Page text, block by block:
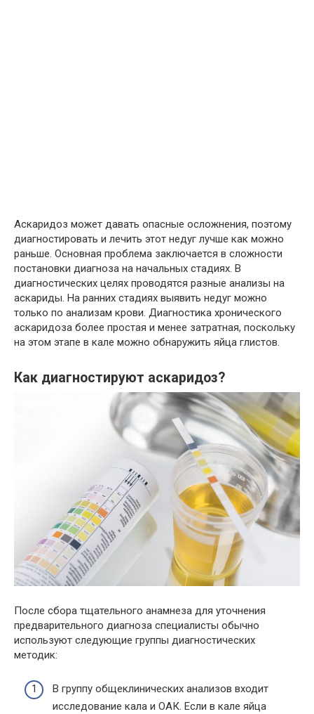
Аскаридоз может давать опасные осложнения, поэтому
диагностировать и лечить этот недуг лучше как можно
раньше. Основная проблема заключается в сложности
постановки диагноза на начальных стадиях. В
диагностических целях проводятся разные анализы на
аскариды. На ранних стадиях выявить недуг можно
только по анализам крови. Диагностика хронического
аскаридоза более простая и менее затратная, поскольку
на этом этапе в кале можно обнаружить яйца глистов.
Как диагностируют аскаридоз?
После сбора тщательного анамнеза для уточнения
предварительного диагноза специалисты обычно
используют следующие группы диагностических
методик:
В группу общеклинических анализов входит
исследование кала и ОАК. Если в кале яйца